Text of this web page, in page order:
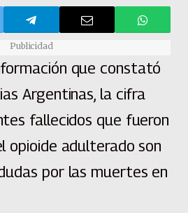
Publicidad
que constató
Argentinas, la cifra
fallecidos que fueron
opioide adulterado son
por las muertes en